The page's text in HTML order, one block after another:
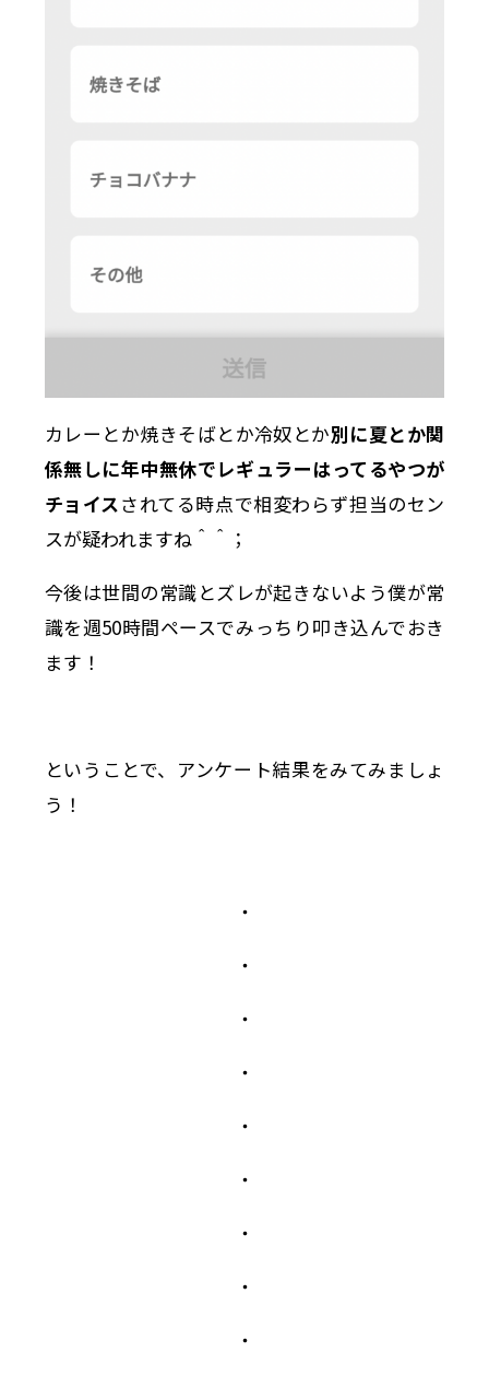
カレーとか焼きそばとか冷奴とか別に夏とか関
係無しに年中無休でレギュラーはってるやつが
チョイスされてる時点で相変わらず担当のセン
スが疑われますね＾＾；
今後は世間の常識とズレが起きないよう僕が常
識を週50時間ペースでみっちり叩き込んでおき
ます！
ということで、アンケート結果をみてみましょ
う！
・
・
・
・
・
・
・
・
・